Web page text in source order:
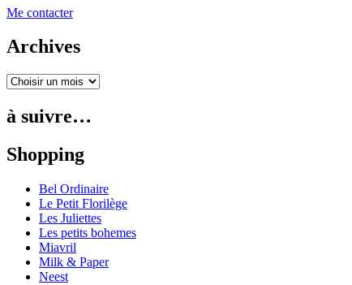
Me contacter
Archives
à suivre…
Shopping
Bel Ordinaire
Le Petit Florilège
Les Juliettes
Les petits bohemes
Miavril
Milk & Paper
Neest